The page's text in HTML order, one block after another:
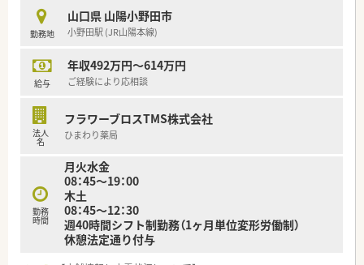
広範なネットワークを展開している安定した経営基盤が強みで
す。
■調剤業務だけでなく、教育事業やIT分野、家庭用医療機器の販
■子育てサポート企業として「くるみん」認定を受けており、男
女問わず安心して家庭と仕事を両立できる文化が根付いていま
勤務地
山口県 山陽小野田市
小野田駅 (JR山陽本線)
給与
年収492万円～614万円
ご経験により応相談
法人
名
フラワーブロスTMS株式会社
ひまわり薬局
勤務
時間
月火水金
08：45～19：00
木土
08：45～12：30
週40時間シフト制勤務（1ヶ月単位変形労働制）
休憩法定通り付与